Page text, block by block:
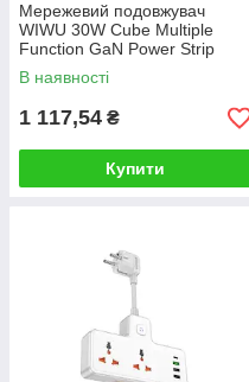
Мережевий подовжувач
WIWU 30W Cube Multiple
Function GaN Power Strip
1C3A+3 sockets Wi-S005 EU
White
В наявності
1 117,54 ₴
Купити